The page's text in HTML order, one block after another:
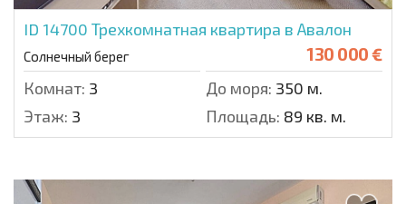
ID 14700 Трехкомнатная квартира в Авалон
Солнечный берег 130 000 €
Комнат: 3 До моря: 350 м.
Этаж: 3 Площадь: 89 кв. м.